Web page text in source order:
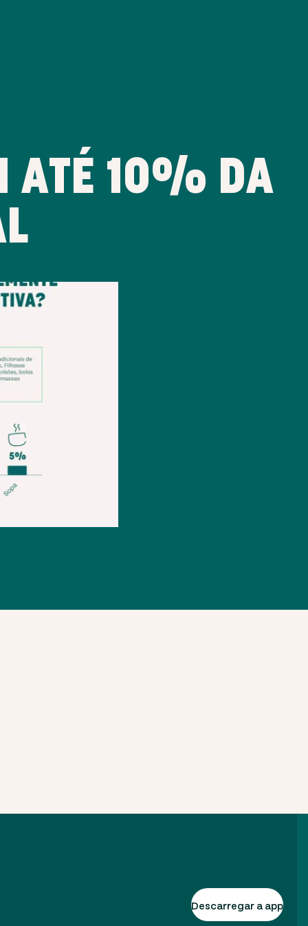
ATÉ 10% DA
Descarregar a app